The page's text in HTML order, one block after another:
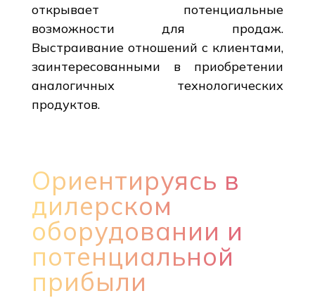
открывает потенциальные
возможности для продаж.
Выстраивание отношений с клиентами,
заинтересованными в приобретении
аналогичных технологических
продуктов.
Ориентируясь в
дилерском
оборудовании и
потенциальной
прибыли